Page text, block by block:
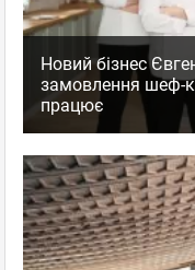
Новий бізнес
замовлення шеф-
працює